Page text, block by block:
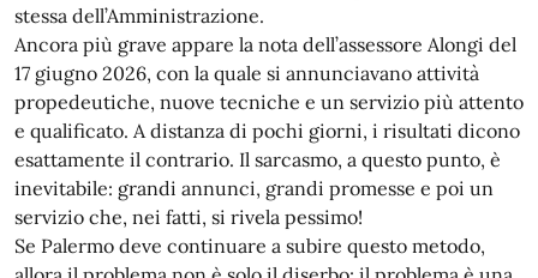
stessa dell’Amministrazione.
Ancora più grave appare la nota dell’assessore Alongi del
17 giugno 2026, con la quale si annunciavano attività
propedeutiche, nuove tecniche e un servizio più attento
e qualificato. A distanza di pochi giorni, i risultati dicono
esattamente il contrario. Il sarcasmo, a questo punto, è
inevitabile: grandi annunci, grandi promesse e poi un
servizio che, nei fatti, si rivela pessimo!
Se Palermo deve continuare a subire questo metodo,